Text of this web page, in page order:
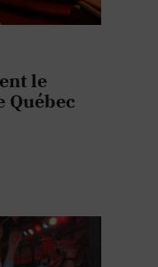
le
Québec